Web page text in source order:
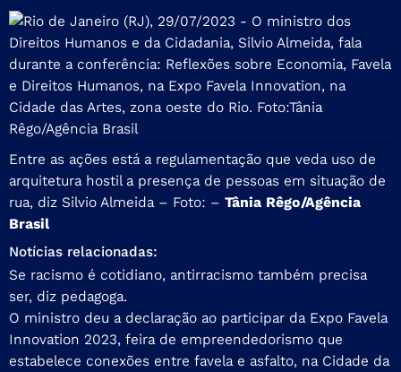
Entre as ações está a regulamentação que veda uso de
arquitetura hostil a presença de pessoas em situação de
rua, diz Silvio Almeida – Foto: – Tânia Rêgo/Agência
Brasil
Notícias relacionadas:
Se racismo é cotidiano, antirracismo também precisa
ser, diz pedagoga.
O ministro deu a declaração ao participar da Expo Favela
Innovation 2023, feira de empreendedorismo que
estabelece conexões entre favela e asfalto, na Cidade da